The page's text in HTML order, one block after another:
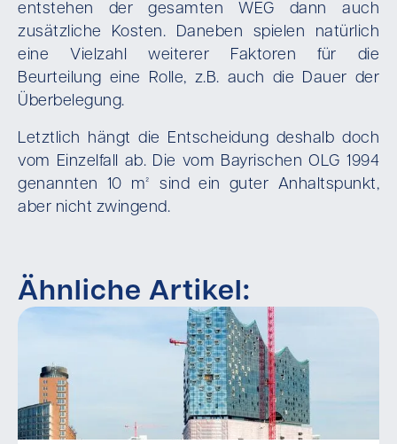
entstehen der gesamten WEG dann auch
zusätzliche Kosten. Daneben spielen natürlich
eine Vielzahl weiterer Faktoren für die
Beurteilung eine Rolle, z.B. auch die Dauer der
Überbelegung.
Letztlich hängt die Entscheidung deshalb doch
vom Einzelfall ab. Die vom Bayrischen OLG 1994
genannten 10 m² sind ein guter Anhaltspunkt,
aber nicht zwingend.
Ähnliche Artikel: